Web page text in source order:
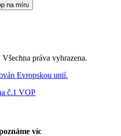
na míru
práva vyhrazena.
Evropskou unií.
č.1 VOP
víc